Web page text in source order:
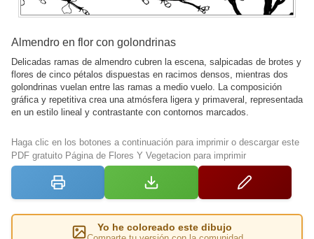
Almendro en flor con golondrinas
Delicadas ramas de almendro cubren la escena, salpicadas de brotes y
flores de cinco pétalos dispuestas en racimos densos, mientras dos
golondrinas vuelan entre las ramas a medio vuelo. La composición
gráfica y repetitiva crea una atmósfera ligera y primaveral, representada
en un estilo lineal y contrastante con contornos marcados.
Haga clic en los botones a continuación para imprimir o descargar este
PDF gratuito Página de Flores Y Vegetacion para imprimir
Yo he coloreado este dibujo